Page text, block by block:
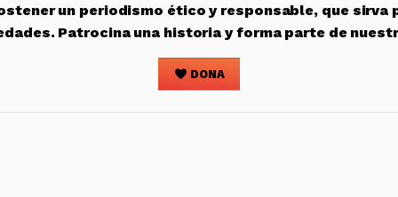
un periodismo ético y responsable, que sirva
Patrocina una historia y forma parte de
DONA